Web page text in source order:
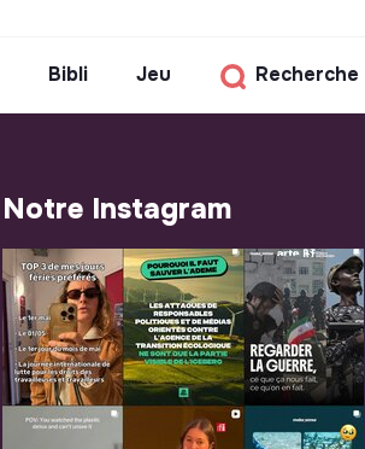
Bibli Jeu Recherche
Notre Instagram